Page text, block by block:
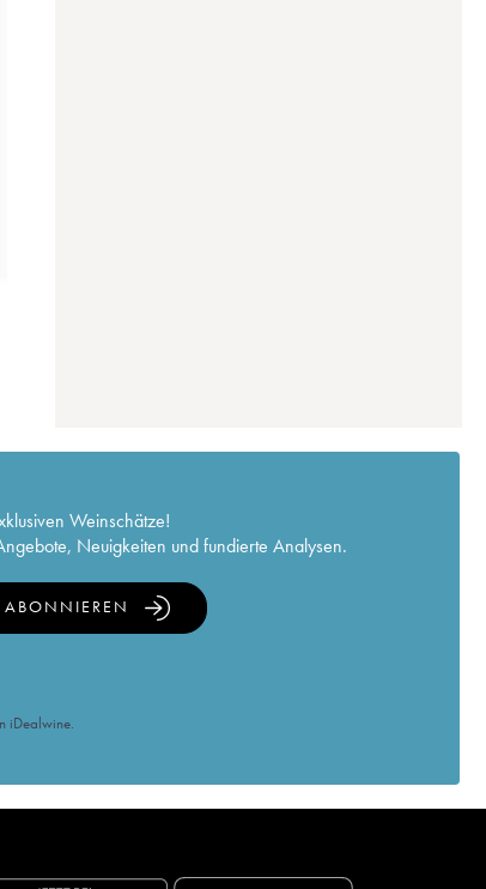
Weinschätze!
Neuigkeiten und fundierte Analysen.
ABONNIEREN
iDealwine.